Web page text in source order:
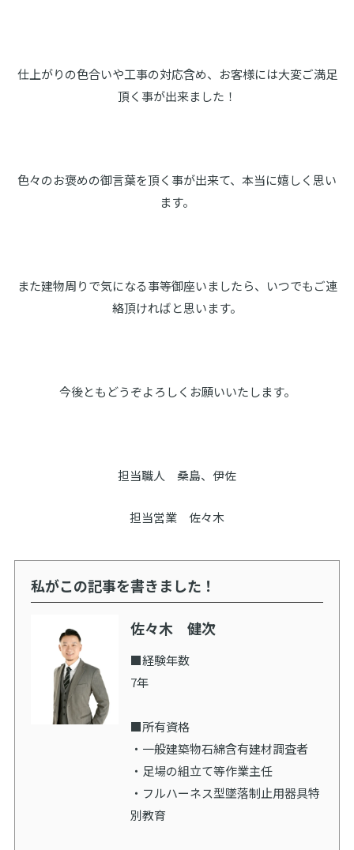
仕上がりの色合いや工事の対応含め、お客様には大変ご満足
頂く事が出来ました！
色々のお褒めの御言葉を頂く事が出来て、本当に嬉しく思い
ます。
また建物周りで気になる事等御座いましたら、いつでもご連
絡頂ければと思います。
今後ともどうぞよろしくお願いいたします。
担当職人 桑島、伊佐
担当営業 佐々木
私がこの記事を書きました！
佐々木 健次
■経験年数
7年
■所有資格
・一般建築物石綿含有建材調査者
・足場の組立て等作業主任
・フルハーネス型墜落制止用器具特
別教育